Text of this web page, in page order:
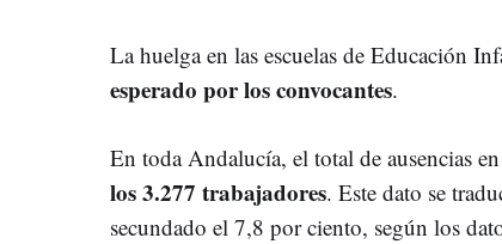
La huelga en las escuelas de Educación
esperado por los convocantes.
En toda Andalucía, el total de ausencias
los 3.277 trabajadores. Este dato se
secundado el 7,8 por ciento, según los